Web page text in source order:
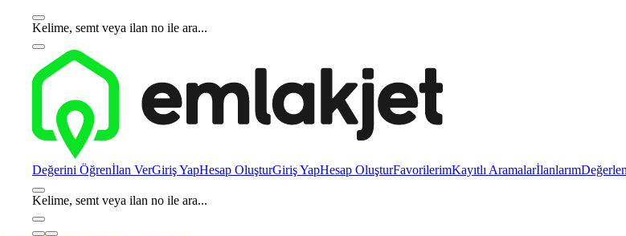
Kelime, semt veya ilan no ile ara...
Değerini Öğrenİlan VerGiriş YapHesap OluşturGiriş YapHesap OluşturFavorilerimKayıtlı Aramalarİlanlarım
Kelime, semt veya ilan no ile ara...